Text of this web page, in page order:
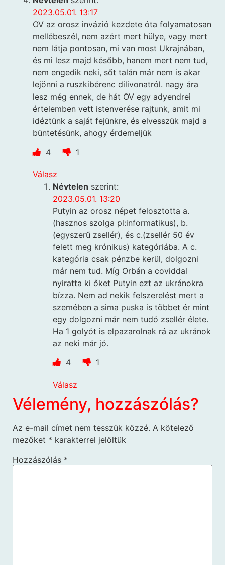
2023.05.01. 13:17
OV az orosz invázió kezdete óta folyamatosan
mellébeszél, nem azért mert hülye, vagy mert
nem látja pontosan, mi van most Ukrajnában,
és mi lesz majd később, hanem mert nem tud,
nem engedik neki, sőt talán már nem is akar
lejönni a ruszkibérenc dilivonatról. nagy ára
lesz még ennek, de hát OV egy adyendrei
értelemben vett istenverése rajtunk, amit mi
idéztünk a saját fejünkre, és elvesszük majd a
büntetésünk, ahogy érdemeljük
4
1
Válasz
Névtelen szerint:
2023.05.01. 13:20
Putyin az orosz népet felosztotta a.
(hasznos szolga pl:informatikus), b.
(egyszerű zsellér), és c.(zsellér 50 év
felett meg krónikus) kategóriába. A c.
kategória csak pénzbe kerül, dolgozni
már nem tud. Míg Orbán a coviddal
nyiratta ki őket Putyin ezt az ukránokra
bízza. Nem ad nekik felszerelést mert a
szemében a sima puska is többet ér mint
egy dolgozni már nem tudó zsellér élete.
Ha 1 golyót is elpazarolnak rá az ukránok
az neki már jó.
4
1
Válasz
Vélemény, hozzászólás?
Az e-mail címet nem tesszük közzé. A kötelező
mezőket * karakterrel jelöltük
Hozzászólás *